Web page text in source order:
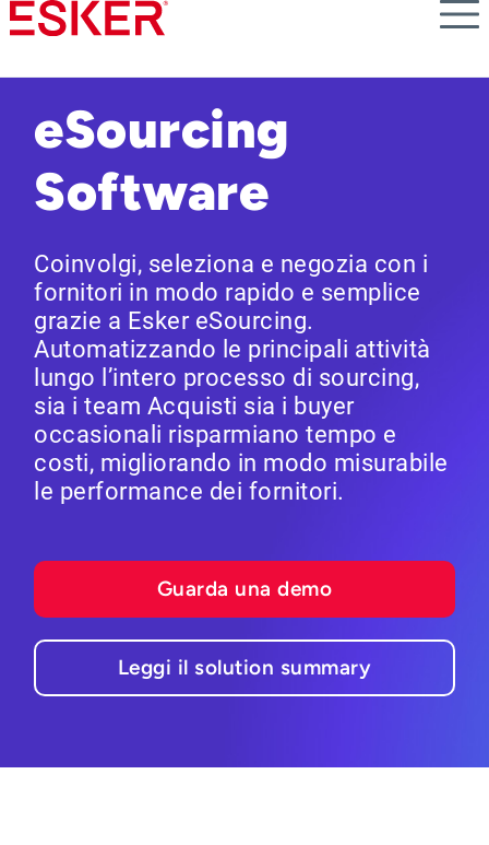
Skip
to
content
eSourcing
Software
Coinvolgi, seleziona e negozia con i
fornitori in modo rapido e semplice
grazie a Esker eSourcing.
Automatizzando le principali attività
lungo l’intero processo di sourcing,
sia i team Acquisti sia i buyer
occasionali risparmiano tempo e
costi, migliorando in modo misurabile
le performance dei fornitori.
Guarda una demo
Leggi il solution summary